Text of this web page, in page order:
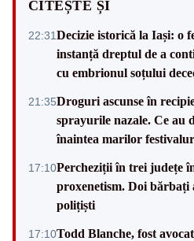
CITEȘTE ȘI
22:31Decizie istorică la Iași: o
instanță dreptul de a
cu embrionul soțului
21:35Droguri ascunse în
sprayurile nazale. Ce au
înaintea marilor
17:10Percheziții în trei județe
proxenetism. Doi bărbați
polițiști
17:10Todd Blanche, fost